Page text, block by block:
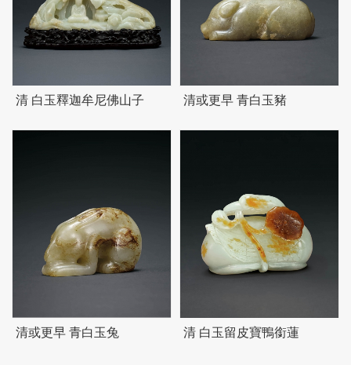
清 白玉釋迦牟尼佛山子 清或更早 青白玉豬
清或更早 青白玉兔 清 白玉留皮寶鴨銜蓮